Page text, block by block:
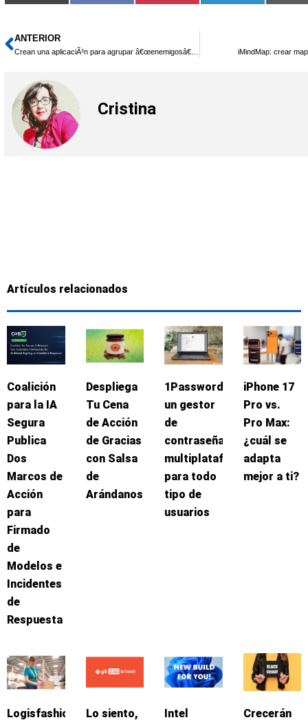
en
(Twitter)
en
en
en
Ant
ANTERIOR
Crean una aplicaciÃ³n para agrupar â€œenemigosâ€ en Facebook iMindMap: crear
Cristina
Artículos relacionados
Coalición
para la IA
Segura
Publica
Dos
Marcos de
Acción
para
Firmado
de
Modelos e
Incidentes
de
Respuesta
Despliega
Tu Cena
de Acción
de Gracias
con Salsa
de
Arándanos
1Password:
un gestor
de
contraseñas
multiplataforma
para todo
tipo de
usuarios
iPhone 17
Pro vs.
Pro Max:
¿cuál se
adapta
mejor a ti?
Logisfashion Lo siento, Intel Crecerán